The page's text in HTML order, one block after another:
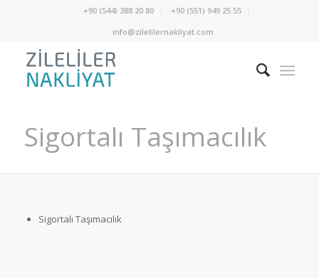
+90 (544) 388 20 80
+90 (551) 949 25 55
info@zilelilernakliyat.com
Sigortalı Taşımacılık
Sigortalı Taşımacılık